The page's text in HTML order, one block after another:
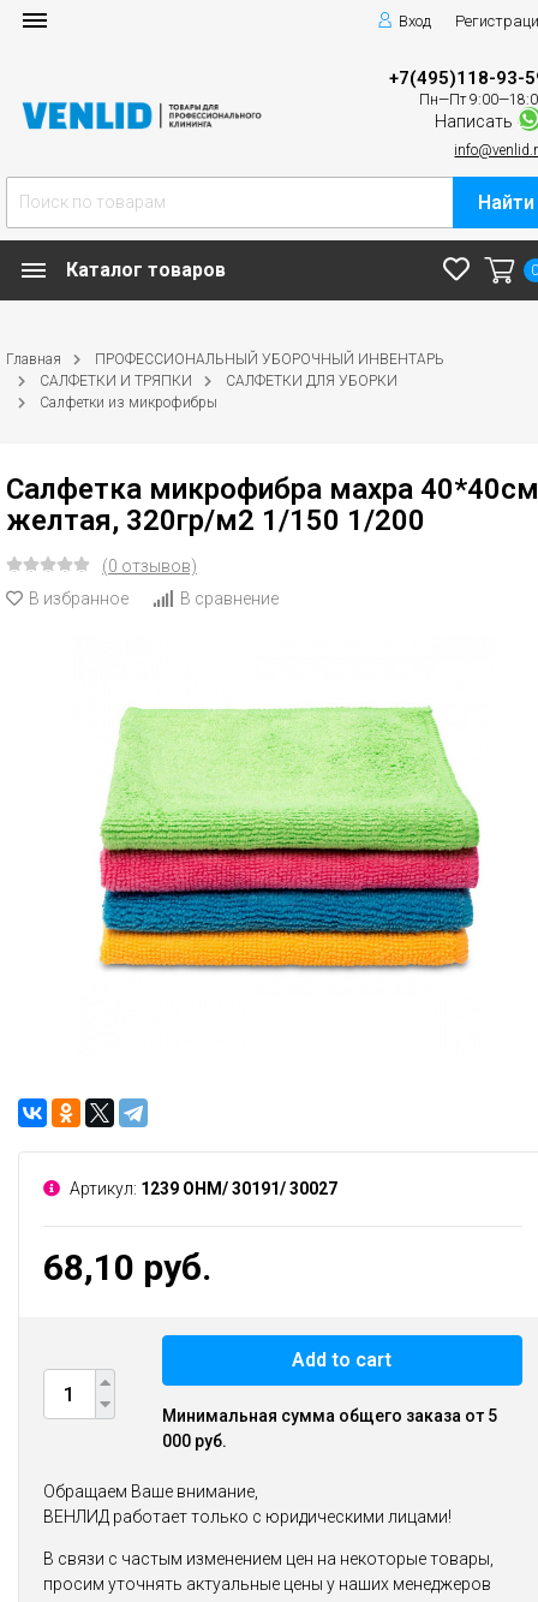
Вход
+7(495)118-93-
Пн—Пт
Написать
Найти
Каталог товаров
Главная
ПРОФЕССИОНАЛЬНЫЙ УБОРОЧНЫЙ ИНВЕНТАРЬ
САЛФЕТКИ И ТРЯПКИ
САЛФЕТКИ ДЛЯ УБОРКИ
Салфетки из микрофибры
Салфетка микрофибра махра
желтая, 320гр/м2 1/150 1/200
(0 отзывов)
В избранное
В сравнение
Артикул: 1239 ОНМ/ 30191/ 30027
68,10 руб.
Add to cart
Минимальная сумма общего заказа от 5
000 руб.
Обращаем Ваше внимание,
ВЕНЛИД работает только с юридическими лицами!
В связи с частым изменением цен на некоторые товары,
просим уточнять актуальные цены у наших менеджеров